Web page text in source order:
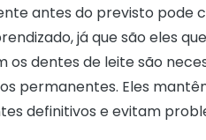
antes do previsto pode
já que são eles
os dentes de leite são
permanentes. Eles
definitivos e evitam